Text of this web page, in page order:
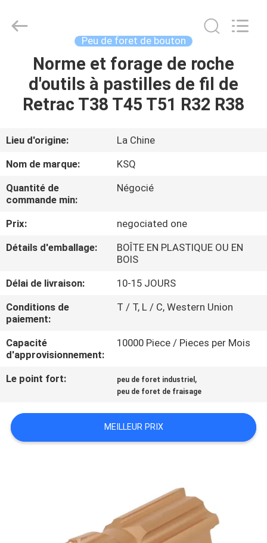
MAISON
DES
AU
SUJET
DE
NOUS
D'USINE
CONTRÔLE
DE
QUALITÉ
NOUS
(Beijing)
Peu de foret de bouton
Norme et forage de roche
d'outils à pastilles de fil de
Retrac T38 T45 T51 R32 R38
Lieu d'origine:
La Chine
Nom de marque:
KSQ
Quantité de
commande min:
Négocié
Prix:
negociated one
Détails d'emballage:
BOÎTE EN PLASTIQUE OU EN
BOIS
Délai de livraison:
10-15 JOURS
Conditions de
paiement:
T / T, L / C, Western Union
Capacité
d'approvisionnement:
10000 Piece / Pieces per Mois
Le point fort: peu de foret industriel ,
peu de foret de fraisage
MEILLEUR PRIX